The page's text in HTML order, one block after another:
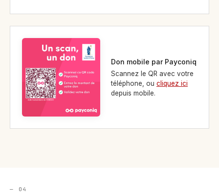
Don mobile par Payconiq
Scannez le QR avec votre
téléphone, ou cliquez ici
depuis mobile.
— 04